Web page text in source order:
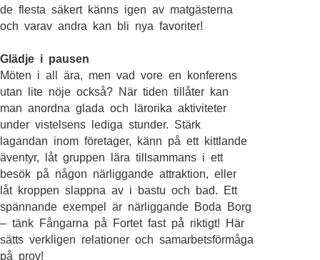
de flesta säkert känns igen av matgästerna
och varav andra kan bli nya favoriter!
Glädje i pausen
Möten i all ära, men vad vore en konferens
utan lite nöje också? När tiden tillåter kan
man anordna glada och lärorika aktiviteter
under vistelsens lediga stunder. Stärk
lagandan inom företager, känn på ett kittlande
äventyr, låt gruppen lära tillsammans i ett
besök på någon närliggande attraktion, eller
låt kroppen slappna av i bastu och bad. Ett
spännande exempel är närliggande Boda Borg
– tänk Fångarna på Fortet fast på riktigt! Här
sätts verkligen relationer och samarbetsförmåga
på prov!